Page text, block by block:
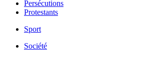
Persécutions
Protestants
Sport
Société